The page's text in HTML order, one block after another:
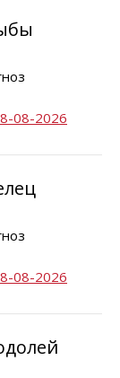
08-2026
08-2026